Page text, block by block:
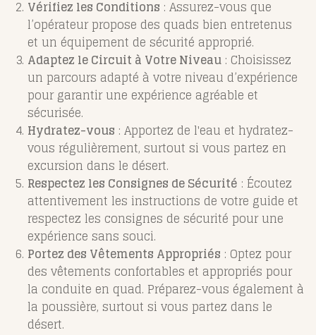
Vérifiez les Conditions : Assurez-vous que
l’opérateur propose des quads bien entretenus
et un équipement de sécurité approprié.
Adaptez le Circuit à Votre Niveau : Choisissez
un parcours adapté à votre niveau d’expérience
pour garantir une expérience agréable et
sécurisée.
Hydratez-vous : Apportez de l'eau et hydratez-
vous régulièrement, surtout si vous partez en
excursion dans le désert.
Respectez les Consignes de Sécurité : Écoutez
attentivement les instructions de votre guide et
respectez les consignes de sécurité pour une
expérience sans souci.
Portez des Vêtements Appropriés : Optez pour
des vêtements confortables et appropriés pour
la conduite en quad. Préparez-vous également à
la poussière, surtout si vous partez dans le
désert.